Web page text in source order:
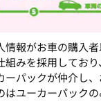
情報がお車の購入
組みを採用してお
ーパックが仲介し
はユーカーパックの